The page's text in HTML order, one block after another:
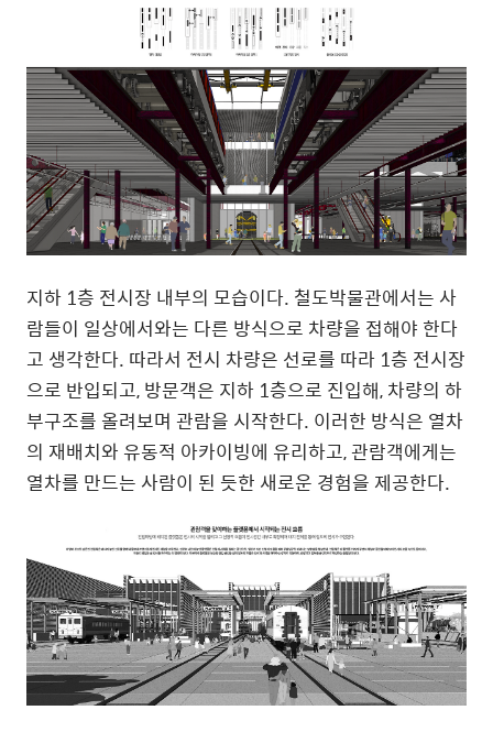
지하 1층 전시장 내부의 모습이다. 철도박물관에서는 사
람들이 일상에서와는 다른 방식으로 차량을 접해야 한다
고 생각한다. 따라서 전시 차량은 선로를 따라 1층 전시장
으로 반입되고,방문객은 지하 1층으로 진입해,차량의 하
부구조를 올려보며 관람을 시작한다. 이러한 방식은 열차
의 재배치와 유동적 아카이빙에 유리하고,관람객에게는
열차를 만드는 사람이 된 듯한 새로운 경험을 제공한다.